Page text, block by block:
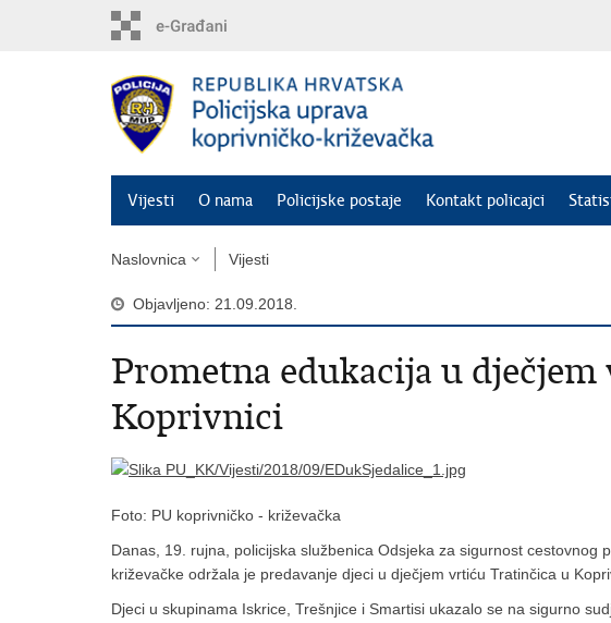
Vijesti O nama Policijske postaje Kontakt policajci
Naslovnica Vijesti
Objavljeno: 21.09.2018.
Prometna edukacija u
Koprivnici
Foto: PU koprivničko - križevačka
Danas, 19. rujna, policijska službenica Odsjeka za sigurnost cestovnog
križevačke održala je predavanje djeci u dječjem vrtiću Tratinčica u
Djeci u skupinama Iskrice, Trešnjice i Smartisi ukazalo se na sigurno